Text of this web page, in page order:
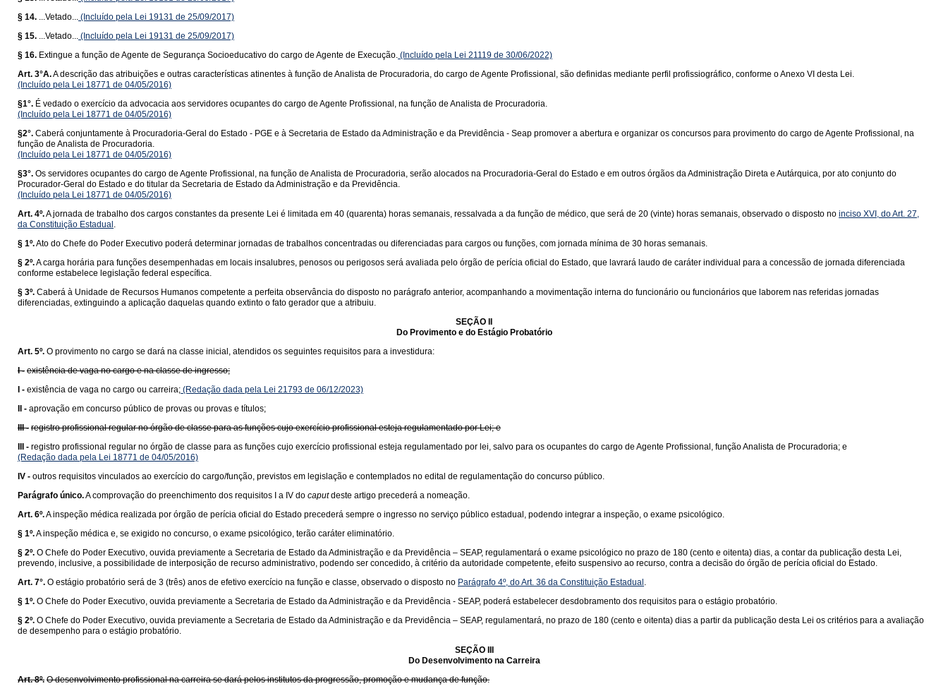
§ 14. ...Vetado... (Incluído pela Lei 19131 de 25/09/2017)
§ 15. ...Vetado... (Incluído pela Lei 19131 de 25/09/2017)
§ 16. Extingue a função de Agente de Segurança Socioeducativo do cargo de Agente de Execução. (Incluído pela Lei 21119 de 30/06/2022)
Art. 3°A.A descrição das atribuições e outras características atinentes à função de Analista de Procuradoria, do cargo de Agente Profissional, são definidas mediante perfil profissiográfico, conforme o Anexo VI desta Lei.
(Incluído pela Lei 18771 de 04/05/2016)
§1°. É vedado o exercício da advocacia aos servidores ocupantes do cargo de Agente Profissional, na função de Analista de Procuradoria.
(Incluído pela Lei 18771 de 04/05/2016)
§2°. Caberá conjuntamente à Procuradoria-Geral do Estado - PGE e à Secretaria de Estado da Administração e da Previdência - Seap promover a abertura e organizar os concursos para provimento do cargo de Agente Profissional, na
função de Analista de Procuradoria.
(Incluído pela Lei 18771 de 04/05/2016)
§3°. Os servidores ocupantes do cargo de Agente Profissional, na função de Analista de Procuradoria, serão alocados na Procuradoria-Geral do Estado e em outros órgãos da Administração Direta e Autárquica, por ato conjunto do
Procurador-Geral do Estado e do titular da Secretaria de Estado da Administração e da Previdência.
(Incluído pela Lei 18771 de 04/05/2016)
Art. 4º.A jornada de trabalho dos cargos constantes da presente Lei é limitada em 40 (quarenta) horas semanais, ressalvada a da função de médico, que será de 20 (vinte) horas semanais, observado o disposto no inciso XVI, do Art. 27,
da Constituição Estadual .
§ 1º.Ato do Chefe do Poder Executivo poderá determinar jornadas de trabalhos concentradas ou diferenciadas para cargos ou funções, com jornada mínima de 30 horas semanais.
§ 2º.A carga horária para funções desempenhadas em locais insalubres, penosos ou perigosos será avaliada pelo órgão de perícia oficial do Estado, que lavrará laudo de caráter individual para a concessão de jornada diferenciada
conforme estabelece legislação federal específica.
§ 3º. Caberá à Unidade de Recursos Humanos competente a perfeita observância do disposto no parágrafo anterior, acompanhando a movimentação interna do funcionário ou funcionários que laborem nas referidas jornadas
diferenciadas, extinguindo a aplicação daquelas quando extinto o fato gerador que a atribuiu.
SEÇÃO II
Do Provimento e do Estágio Probatório
Art. 5º. O provimento no cargo se dará na classe inicial, atendidos os seguintes requisitos para a investidura:
I - existência de vaga no cargo e na classe de ingresso;
I - existência de vaga no cargo ou carreira; (Redação dada pela Lei 21793 de 06/12/2023)
II - aprovação em concurso público de provas ou provas e títulos;
III - registro profissional regular no órgão de classe para as funções cujo exercício profissional esteja regulamentado por Lei; e
III - registro profissional regular no órgão de classe para as funções cujo exercício profissional esteja regulamentado por lei, salvo para os ocupantes do cargo de Agente Profissional, função Analista de Procuradoria; e
(Redação dada pela Lei 18771 de 04/05/2016)
IV - outros requisitos vinculados ao exercício do cargo/função, previstos em legislação e contemplados no edital de regulamentação do concurso público.
Parágrafo único.A comprovação do preenchimento dos requisitos I a IV do caputdeste artigo precederá a nomeação.
Art. 6º.A inspeção médica realizada por órgão de perícia oficial do Estado precederá sempre o ingresso no serviço público estadual, podendo integrar a inspeção, o exame psicológico.
§ 1º.A inspeção médica e, se exigido no concurso, o exame psicológico, terão caráter eliminatório.
§ 2º. O Chefe do Poder Executivo, ouvida previamente a Secretaria de Estado da Administração e da Previdência – SEAP, regulamentará o exame psicológico no prazo de 180 (cento e oitenta) dias, a contar da publicação desta Lei,
prevendo, inclusive, a possibilidade de interposição de recurso administrativo, podendo ser concedido, à critério da autoridade competente, efeito suspensivo ao recurso, contra a decisão do órgão de perícia oficial do Estado.
Art. 7°. O estágio probatório será de 3 (três) anos de efetivo exercício na função e classe, observado o disposto no Parágrafo 4º, do Art. 36 da Constituição Estadual .
§ 1º. O Chefe do Poder Executivo, ouvida previamente a Secretaria de Estado da Administração e da Previdência - SEAP, poderá estabelecer desdobramento dos requisitos para o estágio probatório.
§ 2º. O Chefe do Poder Executivo, ouvida previamente a Secretaria de Estado da Administração e da Previdência – SEAP, regulamentará, no prazo de 180 (cento e oitenta) dias a partir da publicação desta Lei os critérios para a avaliação
de desempenho para o estágio probatório.
SEÇÃO III
Do Desenvolvimento na Carreira
Art. 8º. O desenvolvimento profissional na carreira se dará pelos institutos da progressão, promoção e mudança de função.